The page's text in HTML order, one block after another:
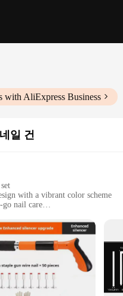
with AliExpress Business
네일 건
with a vibrant color scheme
go nail care
cable for easy charging
for those who value
into any purse or travel
solution for keeping your nails